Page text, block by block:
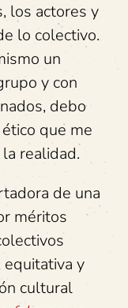
los actores y
lo colectivo.
un
y con
debo
que me
realidad.
de una
méritos
equitativa y
cultural